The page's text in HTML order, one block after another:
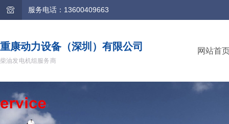
服务电话：13600409663
重康动力设备（深圳）有限公司
柴油发电机组服务商
网站首